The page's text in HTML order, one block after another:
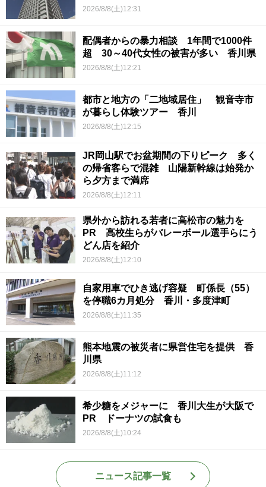
2026/8/8(土)12:31
配偶者からの暴力相談 1年間で1000件
超 30～40代女性の被害が多い 香川県
2026/8/8(土)12:21
都市と地方の「二地域居住」 観音寺市
が暮らし体験ツアー 香川
2026/8/8(土)12:15
JR岡山駅でお盆期間の下りピーク 多く
の帰省客らで混雑 山陽新幹線は始発か
ら夕方まで満席
2026/8/8(土)12:11
県外から訪れる若者に高松市の魅力を
PR 高校生らがバレーボール選手らにう
どん店を紹介
2026/8/8(土)12:10
自家用車でひき逃げ容疑 町係長（55）
を停職6カ月処分 香川・多度津町
2026/8/8(土)11:35
熊本地震の被災者に県営住宅を提供 香
川県
2026/8/8(土)11:12
希少糖をメジャーに 香川大生が大阪で
PR ドーナツの試食も
2026/8/8(土)10:24
ニュース記事一覧